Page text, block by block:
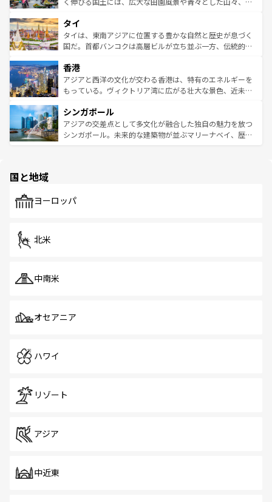
リティに包まれながら、韓国の多彩な魅力を心ゆくまで味
わってみてほしい。 なお、新着の韓国情報はコンテンツ一
覧を参照してほしい。
急速な発展と共に伝統が息づく。ハノイの古い町並みやホ
ーチミン市のフランス統治時代の建物も、独特の雰囲気を
醸し出している。また、バラエティの豊かさとおいしさで
とつ。フォーやバインミー、ベトナムコーヒーなどは、ぜ
ひ現地で味わいたい。どの地域を訪れてもあたたかい人々
が旅行者を迎えてくれるので、きっと忘れられない旅にな
参照してほしい。
タイ
タイは、東南アジアに位置する豊かな自然と歴史が息づく
国だ。首都バンコクは高層ビルが立ち並ぶ一方、伝統的な
の活気が交差している。北部ではチェンマイなどの山岳地
帯で自然と触れ合い、南部ではプーケットやクラビの美し
いビーチでリゾート気分を楽しむことができる。タイ料理
激する。気候は一年中温暖で、どの季節にも異なる楽しみ
が待っている。親しみやすいタイの人々、仏教を中心とし
た文化、そして多様な観光資源が、訪れる旅人を魅了し続
香港
アジアと西洋の文化が交わる香港は、特有のエネルギーを
もっている。ヴィクトリア湾に広がる壮大な景色、近未来
み、どこを訪れても感動するはず。観光スポットが密集し
ており、効率よく見どころを回れるのも魅力。息をのむよ
うな絶景から文化的な体験まで、香港を存分に楽しみ尽く
シンガポール
アジアの交差点として多文化が融合した独自の魅力を放つ
シンガポール。未来的な建築物が並ぶマリーナベイ、歴史
で、ホーカーズは地元の風情を楽しめる外せないスポット
国と地域
ヨーロッパ
北米
中南米
オセアニア
ハワイ
リゾート
アジア
中近東